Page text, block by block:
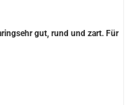
gut, rund und zart. Für